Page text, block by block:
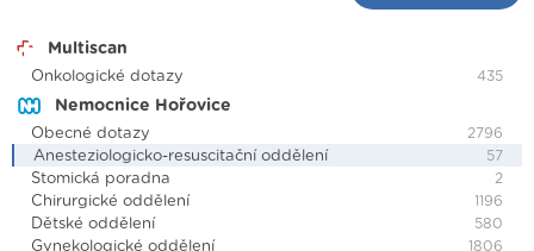
Multiscan
Onkologické dotazy 435
Nemocnice Hořovice
Obecné dotazy 2796
Anesteziologicko-resuscitační oddělení 57
Stomická poradna 2
Chirurgické oddělení 1196
Dětské oddělení 580
Gynekologické oddělení 1806